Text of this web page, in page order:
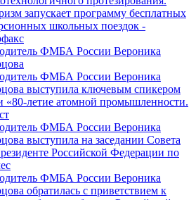
запускает программу бесплатных
школьных поездок -
ФМБА России Вероника
ФМБА России Вероника
выступила ключевым спикером
«80-летие атомной промышленности.
ФМБА России Вероника
выступила на заседании Совета
Российской Федерации по
ФМБА России Вероника
обратилась с приветствием к